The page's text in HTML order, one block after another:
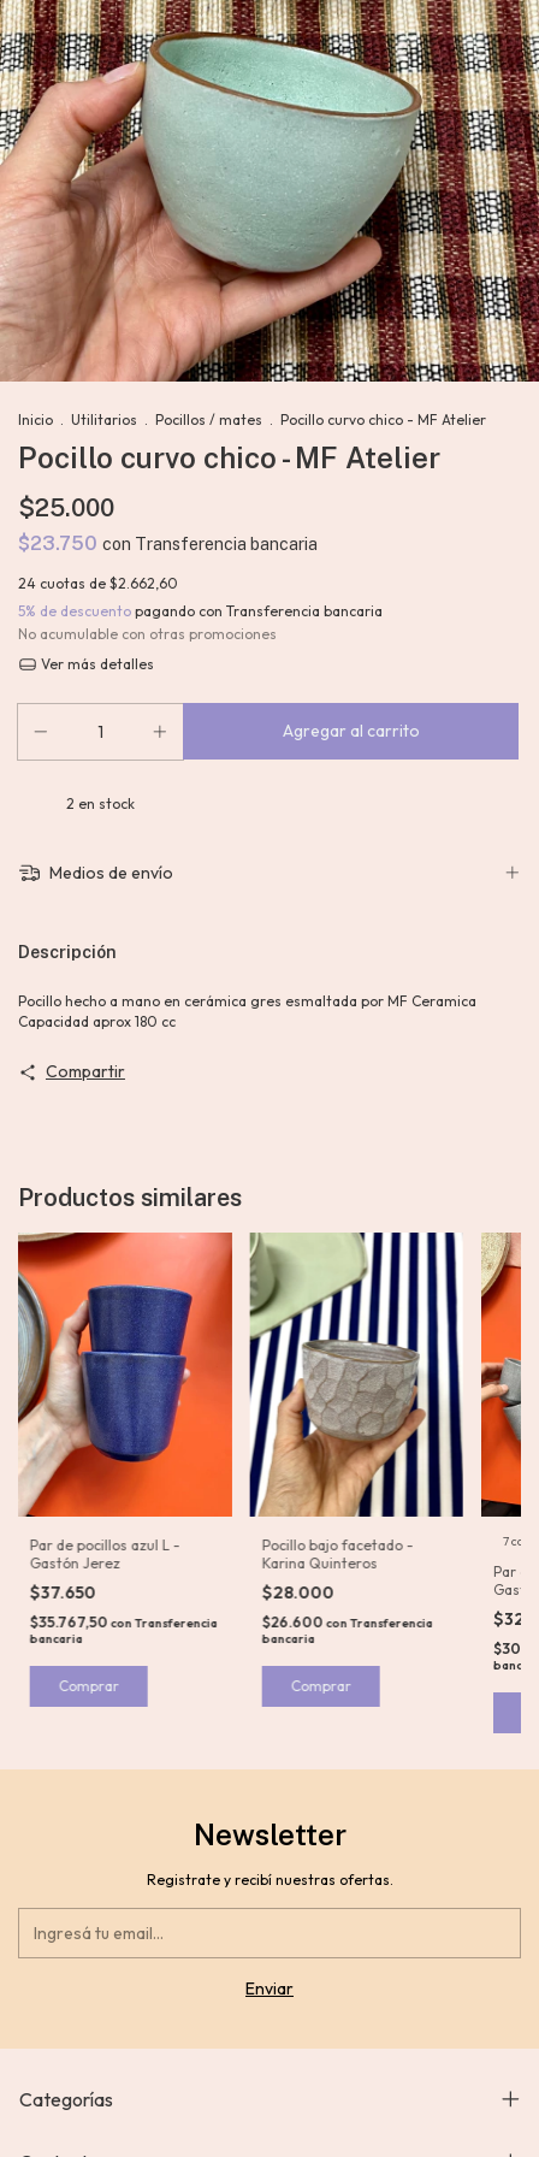
Inicio . Utilitarios . Pocillos / mates . Pocillo curvo chico - MF Atelier
Pocillo curvo chico - MF Atelier
$25.000
$23.750 con Transferencia bancaria
24 cuotas de $2.662,60
5% de descuento pagando con Transferencia bancaria
No acumulable con otras promociones
Ver más detalles
2 en stock
Medios de envío
Descripción
Pocillo hecho a mano en cerámica gres esmaltada por MF Ceramica
Capacidad aprox 180 cc
Compartir
Productos similares
Par de pocillos azul L -
Gastón Jerez
$37.650
$35.767,50 con Transferencia
bancaria
Comprar
Pocillo bajo facetado -
Karina Quinteros
$28.000
$26.600 conTransferencia
bancaria
7
Par
Newsletter
Registrate y recibí nuestras ofertas.
Categorías